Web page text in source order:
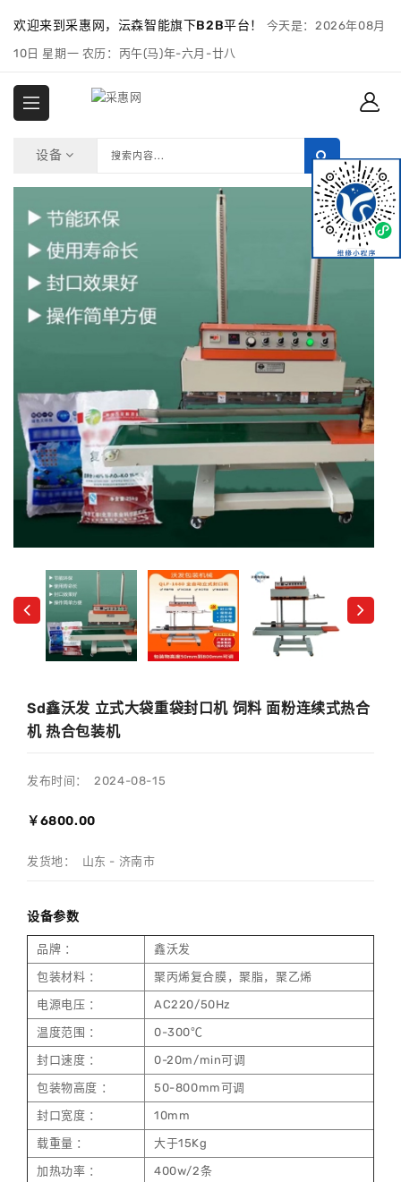
欢迎来到采惠网，沄森智能旗下B2B平台！ 今天是：2026年08月
10日 星期一 农历：丙午(马)年-六月-廿八
设备
Sd鑫沃发 立式大袋重袋封口机 饲料 面粉连续式热合
机 热合包装机
发布时间： 2024-08-15
￥6800.00
发货地： 山东 - 济南市
设备参数
品牌 ： 鑫沃发
包装材料 ： 聚丙烯复合膜，聚脂，聚乙烯
电源电压 ： AC220/50Hz
温度范围 ： 0-300℃
封口速度 ： 0-20m/min可调
包装物高度 ： 50-800mm可调
封口宽度 ： 10mm
载重量 ： 大于15Kg
加热功率 ： 400w/2条